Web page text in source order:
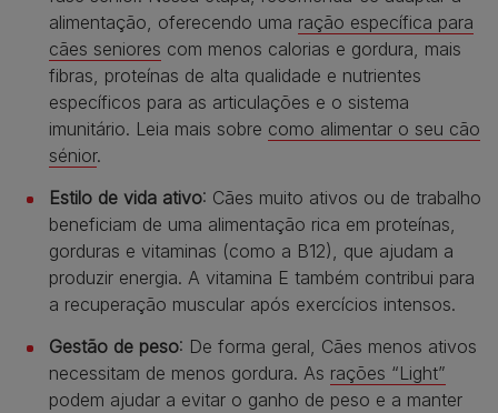
alimentação, oferecendo uma ração específica para
cães seniores com menos calorias e gordura, mais
fibras, proteínas de alta qualidade e nutrientes
específicos para as articulações e o sistema
imunitário. Leia mais sobre como alimentar o seu cão
sénior.
Estilo de vida ativo: Cães muito ativos ou de trabalho
beneficiam de uma alimentação rica em proteínas,
gorduras e vitaminas (como a B12), que ajudam a
produzir energia. A vitamina E também contribui para
a recuperação muscular após exercícios intensos.
Gestão de peso: De forma geral, Cães menos ativos
necessitam de menos gordura. As rações “Light”
podem ajudar a evitar o ganho de peso e a manter